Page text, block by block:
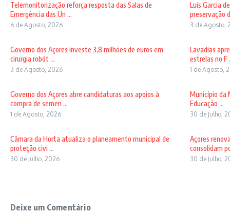
Telemonitorização reforça resposta das Salas de
Emergência das Un ...
6 de Agosto, 2026
Luís Garcia
preservação
3 de Agosto,
Governo dos Açores investe 3,8 milhões de euros em
cirurgia robót ...
3 de Agosto, 2026
Lavadias
estrelas no F
1 de Agosto,
Governo dos Açores abre candidaturas aos apoios à
compra de semen ...
1 de Agosto, 2026
Município da
Educação ...
30 de Julho,
Câmara da Horta atualiza o planeamento municipal de
proteção civi ...
30 de Julho, 2026
Açores
consolidam
30 de Julho,
Deixe um Comentário